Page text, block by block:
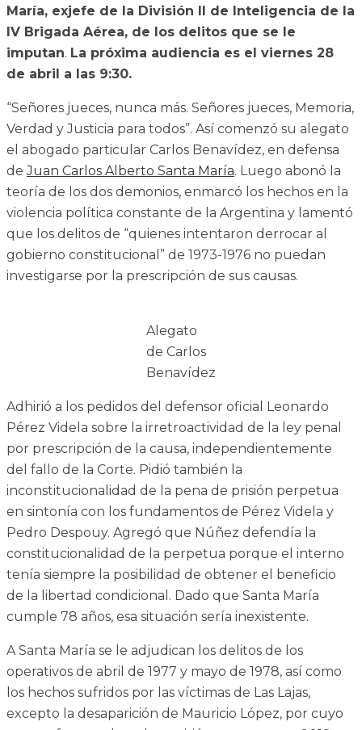
María, exjefe de la División II de Inteligencia de la
IV Brigada Aérea, de los delitos que se le
imputan. La próxima audiencia es el viernes 28
de abril a las 9:30.
“Señores jueces, nunca más. Señores jueces, Memoria,
Verdad y Justicia para todos”. Así comenzó su alegato
el abogado particular Carlos Benavídez, en defensa
deJuan Carlos Alberto Santa María. Luego abonó la
teoría de los dos demonios, enmarcó los hechos en la
violencia política constante de la Argentina y lamentó
que los delitos de “quienes intentaron derrocar al
gobierno constitucional” de 1973-1976 no puedan
investigarse por la prescripción de sus causas.
Alegato
de Carlos
Benavídez
Adhirió a los pedidos del defensor oficial Leonardo
Pérez Videla sobre la irretroactividad de la ley penal
por prescripción de la causa, independientemente
del fallo de la Corte. Pidió también la
inconstitucionalidad de la pena de prisión perpetua
en sintonía con los fundamentos de Pérez Videla y
Pedro Despouy. Agregó que Núñez defendía la
constitucionalidad de la perpetua porque el interno
tenía siempre la posibilidad de obtener el beneficio
de la libertad condicional. Dado que Santa María
cumple 78 años, esa situación sería inexistente.
A Santa María se le adjudican los delitos de los
operativos de abril de 1977 y mayo de 1978, así como
los hechos sufridos por las víctimas de Las Lajas,
excepto la desaparición de Mauricio López, por cuyo